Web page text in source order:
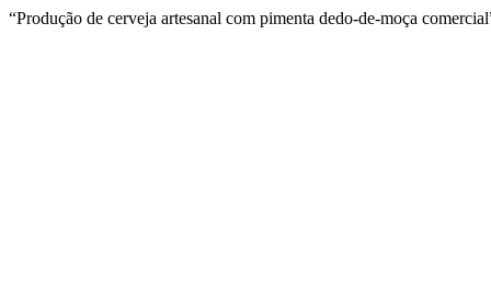
“Produção de cerveja artesanal com pimenta dedo-de-moça